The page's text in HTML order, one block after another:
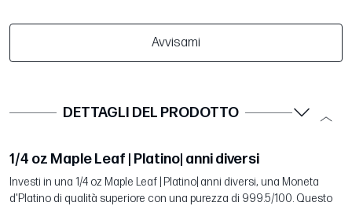
Avvisami
DETTAGLI DEL PRODOTTO
1/4 oz Maple Leaf | Platino| anni diversi
Investi in una 1/4 oz Maple Leaf | Platino| anni diversi, una Moneta
d'Platino di qualità superiore con una purezza di 999.5/100. Questo